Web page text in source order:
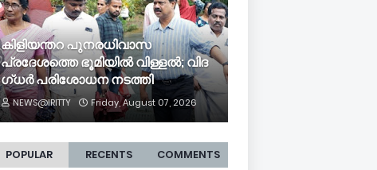
കി​ളി​യ​ന്ത​റ പു​ന​ര​ധി​വാ​സ
പ്രദേശത്തെ ഭൂ​മി​യി​ൽ വി​ള്ള​ൽ; വി​ദ​
ഗ്ധ​ർ പ​രി​ശോ​ധ​ന ന​ട​ത്തി
NEWS@IRITTY Friday, August 07, 2026
POPULAR RECENTS COMMENTS